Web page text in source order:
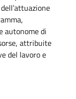
autonome di
attribuite
del lavoro e